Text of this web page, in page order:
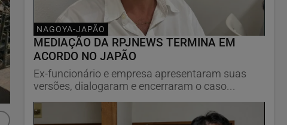
NAGOYA-JAPÃO
MEDIAÇÃO DA RPJNEWS TERMINA EM
ACORDO NO JAPÃO
Ex-funcionário e empresa apresentaram suas
versões, dialogaram e encerraram o caso...